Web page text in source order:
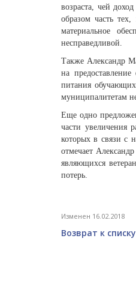
возраста, чей
образом часть
материальное
несправедливой.
Также Александр
на
питания
муниципалитетам
Еще одно
части увеличения
которых в связи с
отмечает
являющихся
потерь.
Изменен 16.02.2018
Возврат к списку